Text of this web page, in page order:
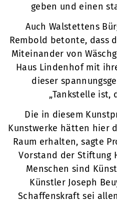
geben und einen
Auch Walstettens
Rembold betonte, dass
Miteinander von
Haus Lindenhof mit
dieser
„Tankstelle ist,
Die in diesem
Kunstwerke hätten hier
Raum erhalten, sagte
Vorstand der Stiftung
Menschen sind
Künstler Joseph
Schaffenskraft sei